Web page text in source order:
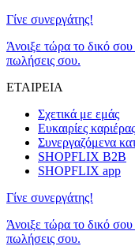
Γίνε συνεργάτης!
Άνοιξε τώρα το δικό
πωλήσεις σου.
ΕΤΑΙΡΕΙΑ
Σχετικά με εμάς
Ευκαιρίες καριέρας
Συνεργαζόμενα
SHOPFLIX B2B
SHOPFLIX app
Γίνε συνεργάτης!
Άνοιξε τώρα το δικό
πωλήσεις σου.